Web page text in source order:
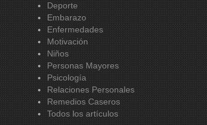
Deporte
Embarazo
Enfermedades
Motivación
Niños
Personas Mayores
Psicología
Relaciones Personales
Remedios Caseros
Todos los artículos